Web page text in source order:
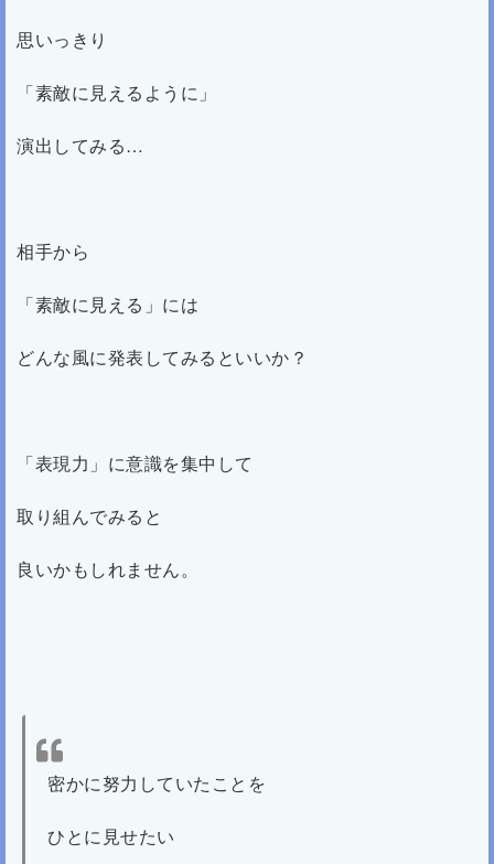
思いっきり
「素敵に見えるように」
演出してみる…
相手から
「素敵に見える」には
どんな風に発表してみるといいか？
「表現力」に意識を集中して
取り組んでみると
良いかもしれません。
密かに努力していたことを
ひとに見せたい